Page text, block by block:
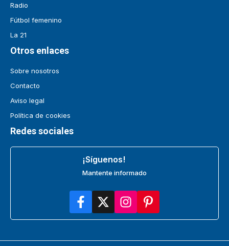
Radio
Fútbol femenino
La 21
Otros enlaces
Sobre nosotros
Contacto
Aviso legal
Política de cookies
Redes sociales
¡Síguenos!
Mantente informado